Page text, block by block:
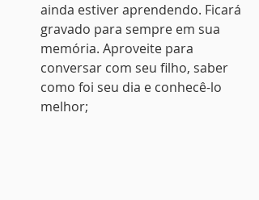
ainda estiver aprendendo. Ficará
gravado para sempre em sua
memória. Aproveite para
conversar com seu filho, saber
como foi seu dia e conhecê-lo
melhor;